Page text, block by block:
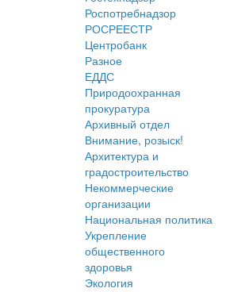
Роспотребнадзор
РОСРЕЕСТР
Центробанк
Разное
ЕДДС
Природоохранная
прокуратура
Архивный отдел
Внимание, розыск!
Архитектура и
градостроительство
Некоммерческие
организации
Национальная политика
Укрепление
общественного
здоровья
Экология